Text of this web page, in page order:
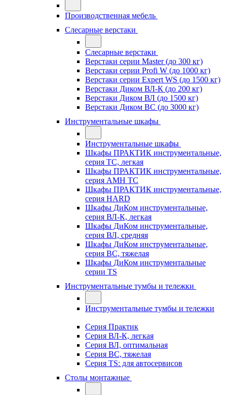
Производственная мебель
Слесарные верстаки
Слесарные верстаки
Верстаки серии Master (до 300 кг)
Верстаки серии Profi W (до 1000 кг)
Верстаки серии Expert WS (до 1500 кг)
Верстаки Диком ВЛ-К (до 200 кг)
Верстаки Диком ВЛ (до 1500 кг)
Верстаки Диком ВС (до 3000 кг)
Инструментальные шкафы
Инструментальные шкафы
Шкафы ПРАКТИК инструментальные,
серия TC, легкая
Шкафы ПРАКТИК инструментальные,
серия AMH TC
Шкафы ПРАКТИК инструментальные,
серия HARD
Шкафы ДиКом инструментальные,
cерия ВЛ-К, легкая
Шкафы ДиКом инструментальные,
серия ВЛ, средняя
Шкафы ДиКом инструментальные,
серия ВС, тяжелая
Шкафы ДиКом инструментальные
серии TS
Инструментальные тумбы и тележки
Инструментальные тумбы и тележки
Серия Практик
Серия ВЛ-К, легкая
Серия ВЛ, оптимальная
Серия ВС, тяжелая
Серия TS: для автосервисов
Столы монтажные